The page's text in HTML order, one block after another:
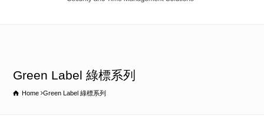
Green Label 綠標系列
Home Green Label 綠標系列